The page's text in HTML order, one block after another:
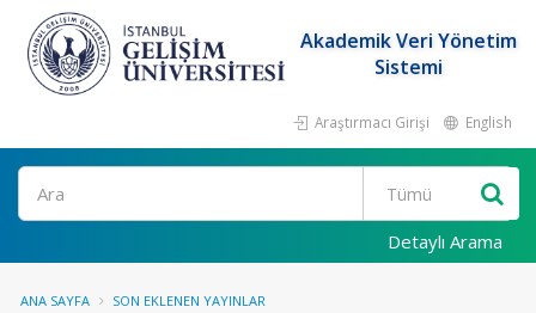
Akademik Veri Yönetim
Sistemi
Araştırmacı Girişi English
Ara
Detaylı Arama
ANA SAYFA SON EKLENEN YAYINLAR